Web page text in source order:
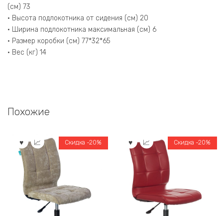
(см) 73
• Высота подлокотника от сидения (см) 20
• Ширина подлокотника максимальная (см) 6
• Размер коробки (см) 77*32*65
• Вес (кг) 14
Похожие
Скидка -20% Скидка -20%